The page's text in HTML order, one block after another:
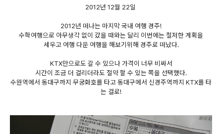
2012년 12월 22일
2012년 떠나는 마지막 국내 여행 경주!
수학여행으로 아무생각 없이 갔을 때와는 달리 이번에는 철저한 계획을
세우고 여행 다운 여행을 해보기위해 경주로 떠났다.
KTX만으로도 갈 수 있으나 가격이 너무 비싸서
시간이 조금 더 걸리더라도 절약 할 수 있는 쪽을 선택했다.
수원역에서 동대구까지 무궁화호를 타고 동대구에서 신경주역까지 KTX를 타
는 걸로!